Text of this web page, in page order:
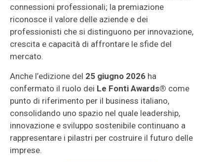
connessioni professionali; la premiazione
riconosce il valore delle aziende e dei
professionisti che si distinguono per innovazione,
crescita e capacità di affrontare le sfide del
mercato.
Anche l’edizione del 25 giugno 2026 ha
confermato il ruolo dei Le Fonti Awards® come
punto di riferimento per il business italiano,
consolidando uno spazio nel quale leadership,
innovazione e sviluppo sostenibile continuano a
rappresentare i pilastri per costruire il futuro delle
imprese.